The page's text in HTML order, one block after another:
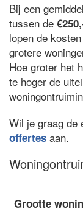
Bij een
tussen de
lopen de
grotere
Hoe groter het
te hoger de
Wil je graag de
offertes aan.
Grootte